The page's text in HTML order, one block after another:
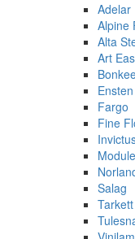
Adelar
Alpine
Alta
Art
Ensten
Fargo
Fine
Salag
Tarkett